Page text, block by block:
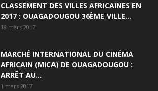
CLASSEMENT DES VILLES AFRICAINES EN
2017 : OUAGADOUGOU 36ÈME VILLE...
18 mars 2017
MARCHÉ INTERNATIONAL DU CINÉMA
AFRICAIN (MICA) DE OUAGADOUGOU :
ARRÊT AU...
1 mars 2017